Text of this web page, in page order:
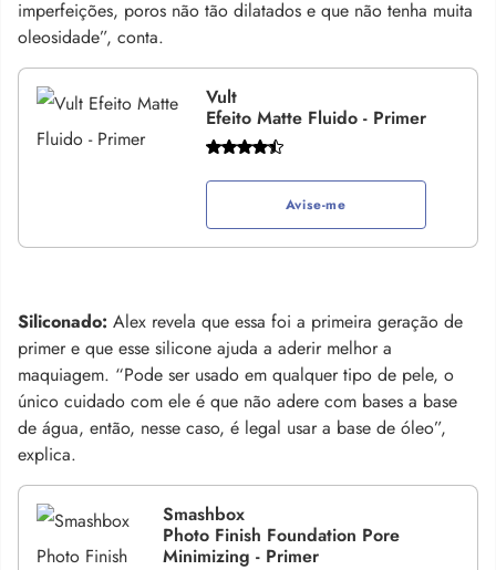
imperfeições, poros não tão dilatados e que não tenha muita
oleosidade”, conta.
Vult
Efeito Matte Fluido - Primer
Avise-me
Siliconado: Alex revela que essa foi a primeira geração de
primer e que esse silicone ajuda a aderir melhor a
maquiagem. “Pode ser usado em qualquer tipo de pele, o
único cuidado com ele é que não adere com bases a base
de água, então, nesse caso, é legal usar a base de óleo”,
explica.
Smashbox
Photo Finish Foundation Pore
Minimizing - Primer